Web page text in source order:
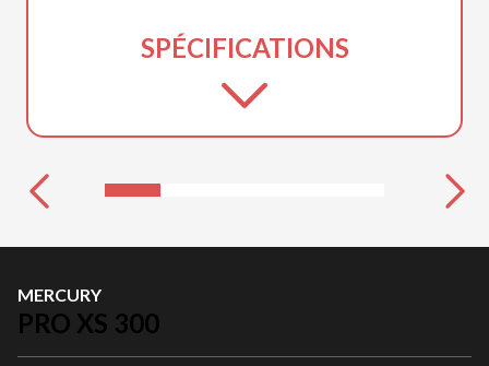
SPÉCIFICATIONS
MERCURY
PRO XS 300